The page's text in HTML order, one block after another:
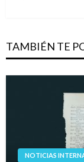
TAMBIÉN TE
NOTICIAS